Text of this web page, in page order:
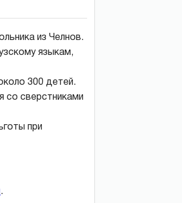
из Челнов.
языкам,
300 детей.
со сверстниками
при
.